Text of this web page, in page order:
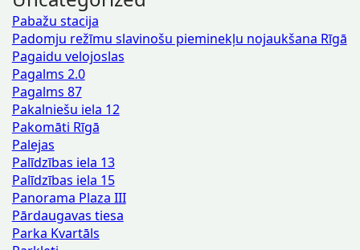
Pabažu stacija
Padomju režīmu slavinošu pieminekļu nojaukšana Rīgā
Pagaidu velojoslas
Pagalms 2.0
Pagalms 87
Pakalniešu iela 12
Pakomāti Rīgā
Palejas
Palīdzības iela 13
Palīdzības iela 15
Panorama Plaza III
Pārdaugavas tiesa
Parka Kvartāls